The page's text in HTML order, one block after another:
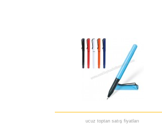
ucuz toptan satış fiyatları